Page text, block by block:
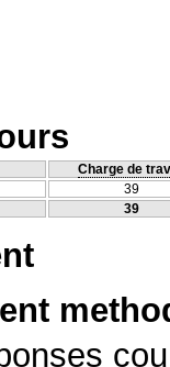
Charge de
39
39